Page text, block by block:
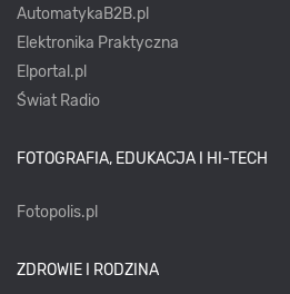
AutomatykaB2B.pl
Elektronika Praktyczna
Elportal.pl
Świat Radio
FOTOGRAFIA, EDUKACJA I HI-TECH
Fotopolis.pl
ZDROWIE I RODZINA